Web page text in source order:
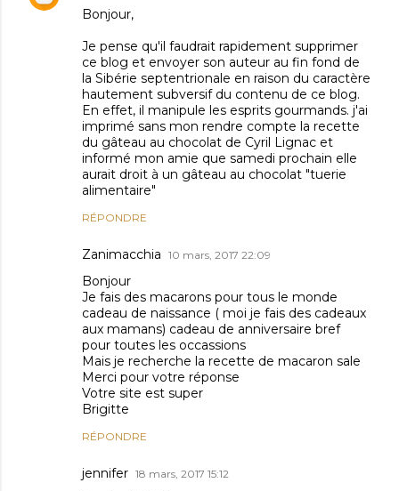
Bonjour,
Je pense qu'il faudrait rapidement supprimer
ce blog et envoyer son auteur au fin fond de
la Sibérie septentrionale en raison du caractère
hautement subversif du contenu de ce blog.
En effet, il manipule les esprits gourmands. j'ai
imprimé sans mon rendre compte la recette
du gâteau au chocolat de Cyril Lignac et
informé mon amie que samedi prochain elle
aurait droit à un gâteau au chocolat "tuerie
alimentaire"
RÉPONDRE
Zanimacchia 10 mars, 2017 22:09
Bonjour
Je fais des macarons pour tous le monde
cadeau de naissance ( moi je fais des cadeaux
aux mamans) cadeau de anniversaire bref
pour toutes les occassions
Mais je recherche la recette de macaron sale
Merci pour votre réponse
Votre site est super
Brigitte
RÉPONDRE
jennifer 18 mars, 2017 15:12